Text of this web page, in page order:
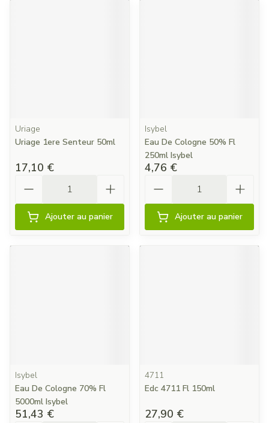
Uriage
Uriage 1ere Senteur 50ml
17,10 €
Ajouter au panier
Isybel
Eau De Cologne 50% Fl
250ml Isybel
4,76 €
Ajouter au panier
Isybel
Eau De Cologne 70% Fl
5000ml Isybel
51,43 €
4711
Edc 4711 Fl 150ml
27,90 €